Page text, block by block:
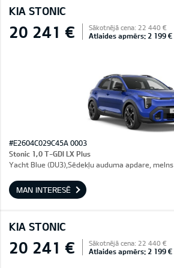
KIA STONIC
20 241 € Sākotnējā cena: 22 440 €
Atlaides apmērs: 2 199 €
#E2604C029C45A 0003
Stonic 1,0 T-GDI LX Plus
Yacht Blue (DU3),Sēdekļu auduma apdare, melns
MAN INTERESĒ
KIA STONIC
20 241 € Sākotnējā cena: 22 440 €
Atlaides apmērs: 2 199 €